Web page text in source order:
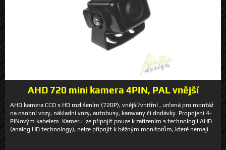
AHD 720 mini kamera 4PIN, PAL vnější
AHD kamera CCD s HD rozlišením (720P), vnější/vnitřní , určená pro montáž
na osobní vozy, nákladní vozy, autobusy, karavany či dodávky. Propojení 4-
PINovým kabelem. Kameru lze připojit pouze k zařízením s technologií AHD
(analog HD technology), nelze připojit k běžným monitorům, které nemají